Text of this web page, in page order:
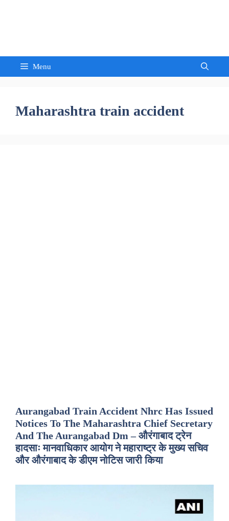
Menu
Maharashtra train accident
Aurangabad Train Accident Nhrc Has Issued
Notices To The Maharashtra Chief Secretary
And The Aurangabad Dm – औरंगाबाद ट्रेन
हादसाः मानवाधिकार आयोग ने महाराष्ट्र के मुख्य सचिव
और औरंगाबाद के डीएम नोटिस जारी किया